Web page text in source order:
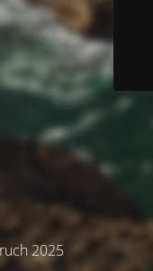
2025